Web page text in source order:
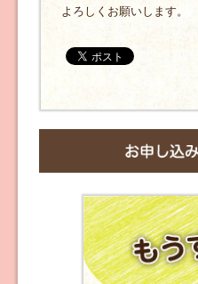
よろしくお願いします。